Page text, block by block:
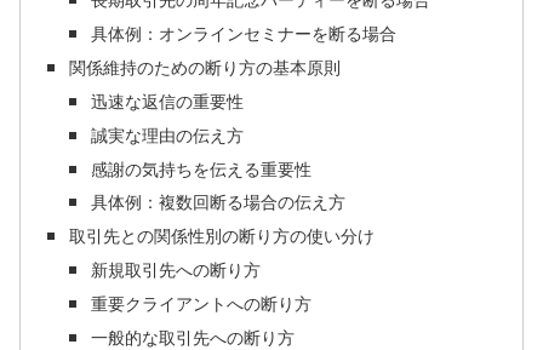
具体例：オンラインセミナーを断る場合
関係維持のための断り方の基本原則
迅速な返信の重要性
誠実な理由の伝え方
感謝の気持ちを伝える重要性
具体例：複数回断る場合の伝え方
取引先との関係性別の断り方の使い分け
新規取引先への断り方
重要クライアントへの断り方
一般的な取引先への断り方